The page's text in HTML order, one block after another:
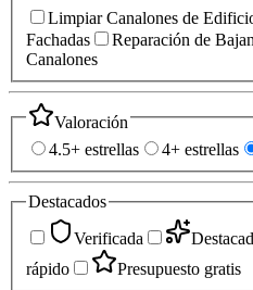
Limpiar Canalones de
Fachadas
Reparación de
Canalones
Valoración
4.5+ estrellas
4+ estrellas
Destacados
Verificada
rápido
Presupuesto gratis